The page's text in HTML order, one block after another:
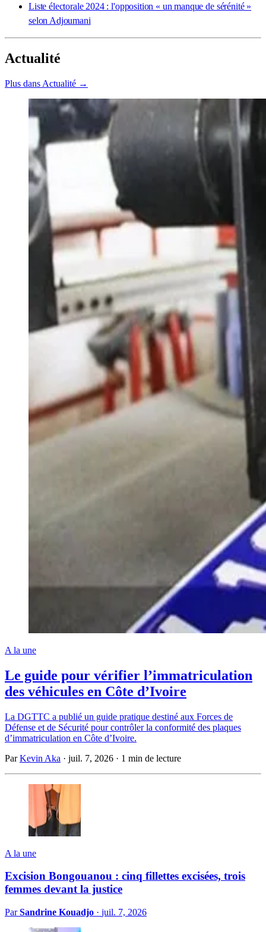
Liste électorale 2024 : l'opposition « un manque de sérénité »
selon Adjoumani
Actualité
Plus dans Actualité →
A la une
Le guide pour vérifier l’immatriculation
des véhicules en Côte d’Ivoire
La DGTTC a publié un guide pratique destiné aux Forces de
Défense et de Sécurité pour contrôler la conformité des plaques
d’immatriculation en Côte d’Ivoire.
ParKevin Aka · juil. 7, 2026 · 1 min de lecture
A la une
Excision Bongouanou : cinq fillettes excisées, trois
femmes devant la justice
ParSandrine Kouadjo · juil. 7, 2026